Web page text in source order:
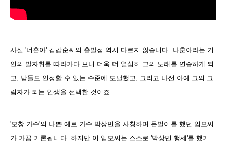
사실 '너훈아' 김갑순씨의 출발점 역시 다르지 않습니다. 나훈아라는 거
인의 발자취를 따라가다 보니 더욱 더 열심히 그의 노래를 연습하게 되
고, 남들도 인정할 수 있는 수준에 도달했고, 그리고 나선 아예 그의 그
림자가 되는 인생을 선택한 것이죠.
'모창 가수'의 나쁜 예로 가수 박상민을 사칭하며 돈벌이를 했던 임모씨
가 가끔 거론됩니다. 하지만 이 임모씨는 스스로 '박상민 행세'를 했기